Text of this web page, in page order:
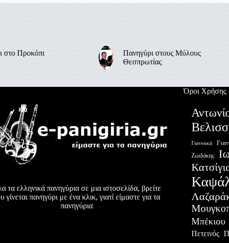
στο Προκόπι
Πανηγύρι στους Μύλους
Θεσπρωτίας
Όροι Χρήσης
τα ελληνικά πανηγύρια σε μια ιστοσελίδα, βρείτε
γίνεται πανηγύρι με ένα κλικ, γιατί είμαστε για τα
πανηγύρια
Γιαννακά
Ζωιδάκης
Μπέκιου
Πετεινός